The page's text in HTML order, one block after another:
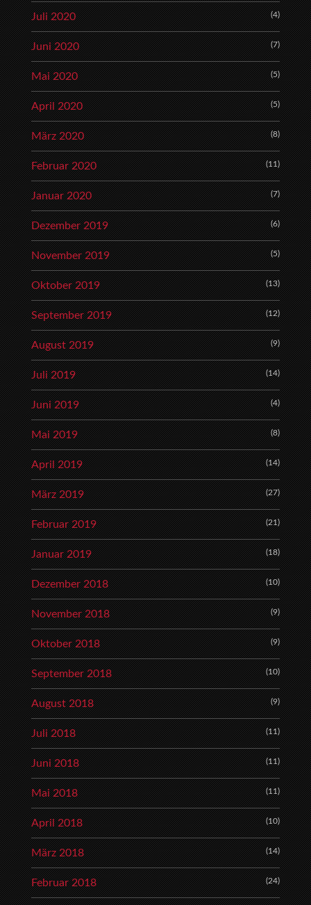
Juli 2020 (4)
Juni 2020 (7)
Mai 2020 (5)
April 2020 (5)
März 2020 (8)
Februar 2020 (11)
Januar 2020 (7)
Dezember 2019 (6)
November 2019 (5)
Oktober 2019 (13)
September 2019 (12)
August 2019 (9)
Juli 2019 (14)
Juni 2019 (4)
Mai 2019 (8)
April 2019 (14)
März 2019 (27)
Februar 2019 (21)
Januar 2019 (18)
Dezember 2018 (10)
November 2018 (9)
Oktober 2018 (9)
September 2018 (10)
August 2018 (9)
Juli 2018 (11)
Juni 2018 (11)
Mai 2018 (11)
April 2018 (10)
März 2018 (14)
Februar 2018 (24)